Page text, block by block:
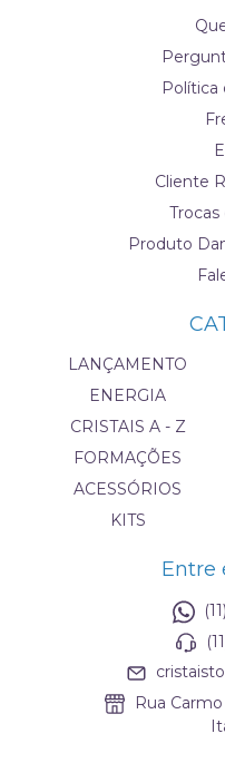
Política
Cliente
Produto
LANÇAMENTO
ENERGIA
CRISTAIS A - Z
FORMAÇÕES
ACESSÓRIOS
KITS
Entre
Rua